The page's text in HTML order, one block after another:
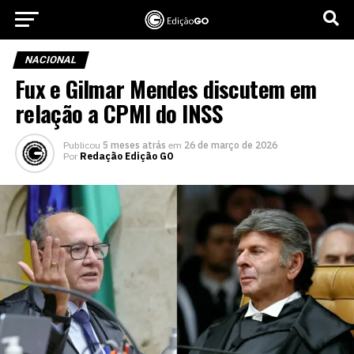
NACIONAL
Fux e Gilmar Mendes discutem em
relação a CPMI do INSS
Publicou 5 meses atrás em 26 de março de 2026
Por Redação Edição GO